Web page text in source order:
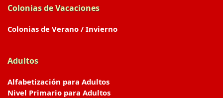
Colonias de Vacaciones
Colonias de Verano / Invierno
Adultos
Alfabetización para Adultos
Nivel Primario para Adultos